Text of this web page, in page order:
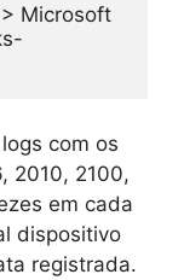
Microsoft
com os
2010, 2100,
em cada
dispositivo
registrada.